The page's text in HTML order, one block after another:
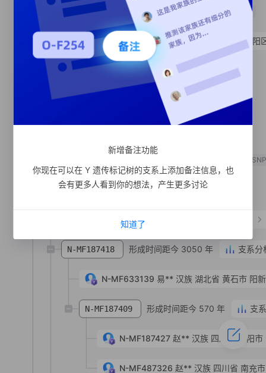
N-FTB23699 形成时间距今 1580 年 4 SNP
形成时间距今 4120 年
N-MV37637蒋**达斡尔族云南省 保山市 隆阳
N-MF989529 形成时间距今 200 年 SNP
形成时间距今 1340 年
N-MF187418 形成时间距今 3050 年 支系分
N-MF633139 易** 汉族 湖北省 黄石市 阳
N-MF187409 形成时间距今 570 年 支
N-MF187427赵** 汉族 四川省 绵阳市
N-MF487326赵** 汉族 四川省 南充
N-MF989561 SNP
新增备注功能
你现在可以在 Y 遗传标记树的支系上添加备注信息，也
会有更多人看到你的想法，产生更多讨论
知道了